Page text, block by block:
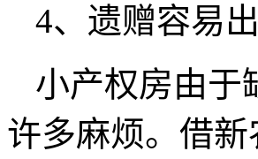
4、遗赠容易
小产权房由于
许多麻烦。借